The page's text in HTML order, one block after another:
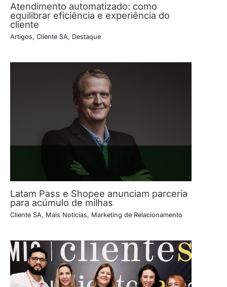
Atendimento automatizado: como
equilibrar eficiência e experiência do
cliente
Artigos, Cliente SA, Destaque
Latam Pass e Shopee anunciam parceria
para acúmulo de milhas
Cliente SA, Mais Notícias, Marketing de Relacionamento